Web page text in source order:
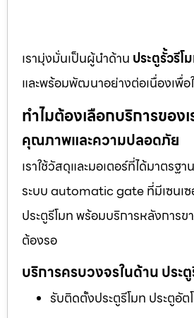
เรามุ่งมั่นเป็นผู้นำด้าน ประตูรั้วรีโ
และพร้อมพัฒนาอย่างต่อเนื่องเพื่
ทำไมต้องเลือกบริการของเ
คุณภาพและความปลอดภัย
เราใช้วัสดุและมอเตอร์ที่ได้มาตร
ระบบ automatic gate ที่มีเซนเ
ประตูรีโมท พร้อมบริการหลังการ
ต้องรอ
บริการครบวงจรในด้าน ประ
รับติดตั้งประตูรีโมท ประตูอั